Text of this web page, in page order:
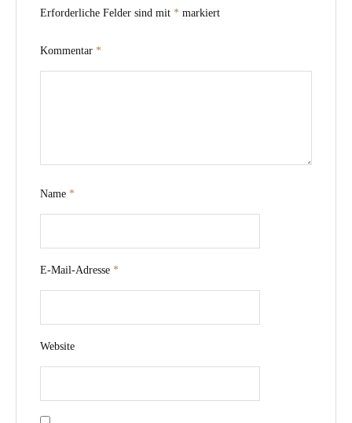
Erforderliche Felder sind mit * markiert
Kommentar *
Name *
E-Mail-Adresse *
Website